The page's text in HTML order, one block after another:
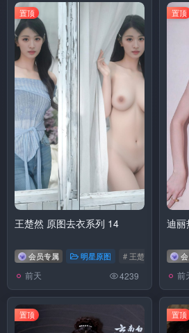
置顶
王楚然 原图去衣系列 14
会员专属 明星原图 # 王楚然
前天 4239
置顶
迪丽
前
置顶 置顶